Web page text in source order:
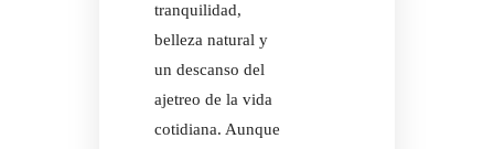
tranquilidad,
belleza natural y
un descanso del
ajetreo de la vida
cotidiana. Aunque